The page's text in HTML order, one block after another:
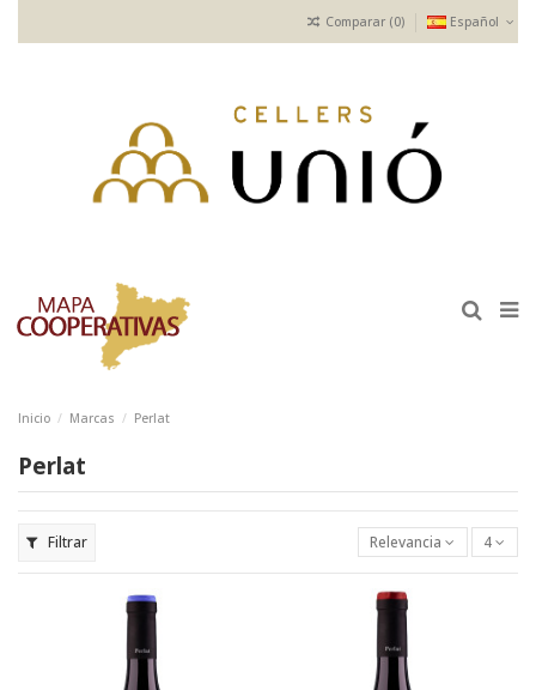
Comparar (0) Español
Inicio Marcas Perlat
Perlat
Filtrar Relevancia 4